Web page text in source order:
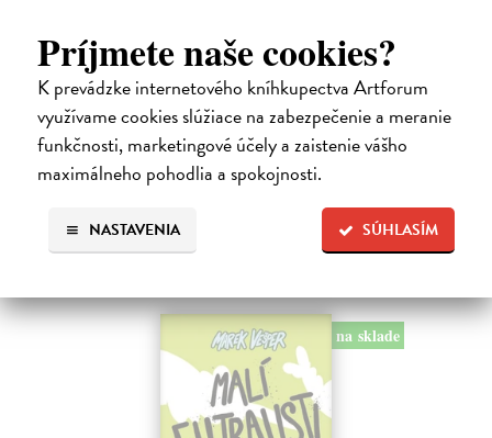
Príjmete naše cookies?
K prevádzke internetového kníhkupectva Artforum
využívame cookies slúžiace na zabezpečenie a meranie
funkčnosti, marketingové účely a zaistenie vášho
maximálneho pohodlia a spokojnosti.
SÚHLASÍM
NASTAVENIA
Ariol 4
Guibert Emmanuel| Kniha
PEŤULA je krásna a ako pekne vonia! Ariol sedí v triede rovno za ňou
a vo svojich myšlienkach ju zasýpa komplimentami. Dokonca si
predstavuje, ako jej hovorí, že ju miluje.
Na sklade
17,10 €
18,00 € ?
na sklade